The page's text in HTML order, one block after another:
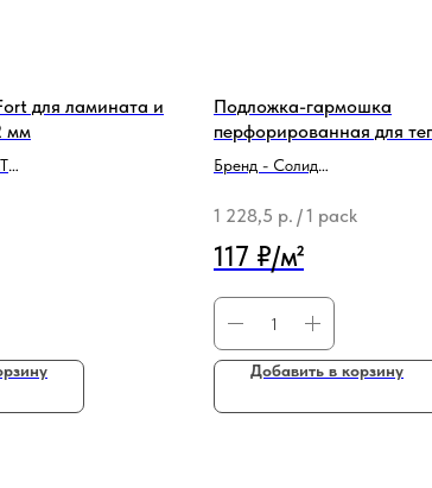
для ламината и
мм
Подложка-гармошка
перфорированная для
водяных полов под LVT,
1050х10000х1,5 (10,5 м2)
Бренд - Солид
1 228,5 р. /1 pack
117 ₽/м²
Добавить в корзину